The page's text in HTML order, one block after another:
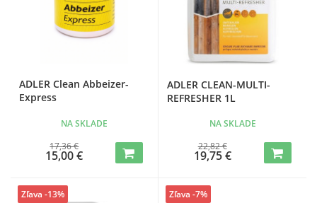
ADLER Clean Abbeizer-
Express
NA SKLADE
17,36 €
15,00 €
ADLER CLEAN-MULTI-
REFRESHER 1L
NA SKLADE
22,82 €
19,75 €
Zľava -13% Zľava -7%